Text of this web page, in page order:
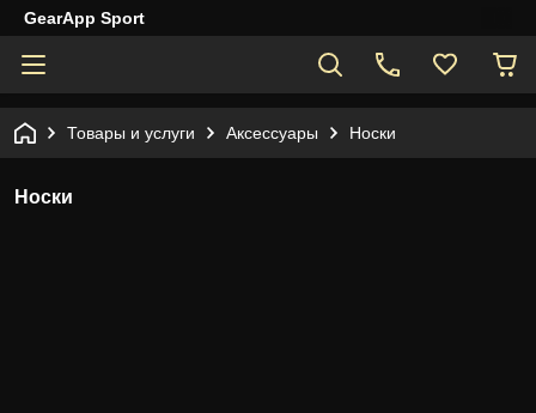
GearApp Sport
Товары и услуги Аксессуары Носки
Носки